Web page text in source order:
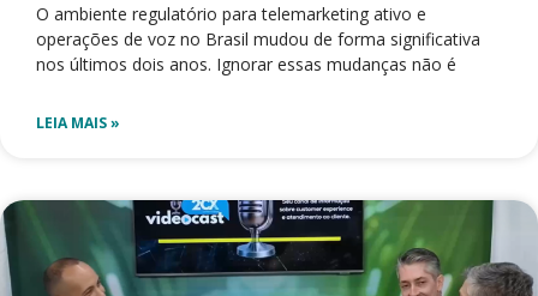
O ambiente regulatório para telemarketing ativo e
operações de voz no Brasil mudou de forma significativa
nos últimos dois anos. Ignorar essas mudanças não é
LEIA MAIS »